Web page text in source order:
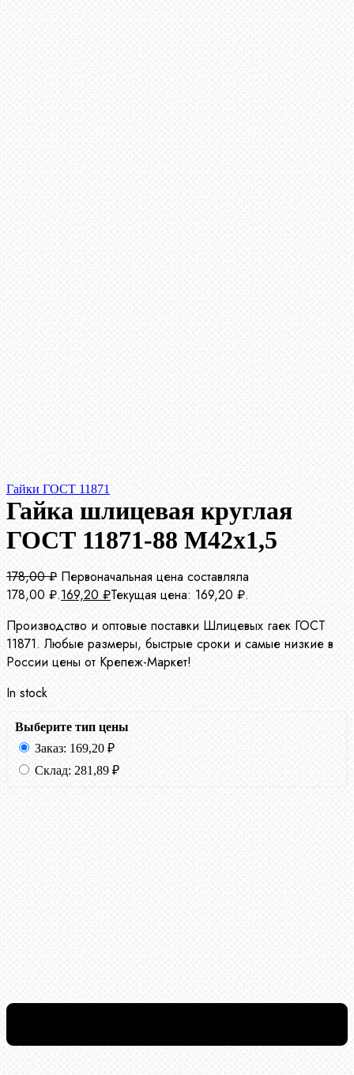
Гайки ГОСТ 11871
Гайка шлицевая круглая
ГОСТ 11871-88 М42х1,5
178,00₽ Первоначальная цена составляла
178,00 ₽.169,20 ₽Текущая цена: 169,20 ₽.
Производство и оптовые поставки Шлицевых гаек ГОСТ
11871. Любые размеры, быстрые сроки и самые низкие в
России цены от Крепеж-Маркет!
In stock
Выберите тип цены
Заказ: 169,20 ₽
Склад: 281,89 ₽